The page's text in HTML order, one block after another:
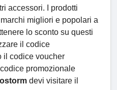
accessori. I prodotti
migliori e popolari a
lo sconto su questi
il codice
il codice voucher
promozionale
devi visitare il